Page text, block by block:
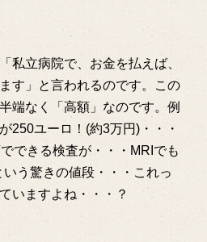
私立病院で、お金を払えば、
す」と言われるのです。この
端なく「高額」なのです。例
250ユーロ！(約3万円)・・・
できる検査が・・・MRIでも
う驚きの値段・・・これっ
いますよね・・・？